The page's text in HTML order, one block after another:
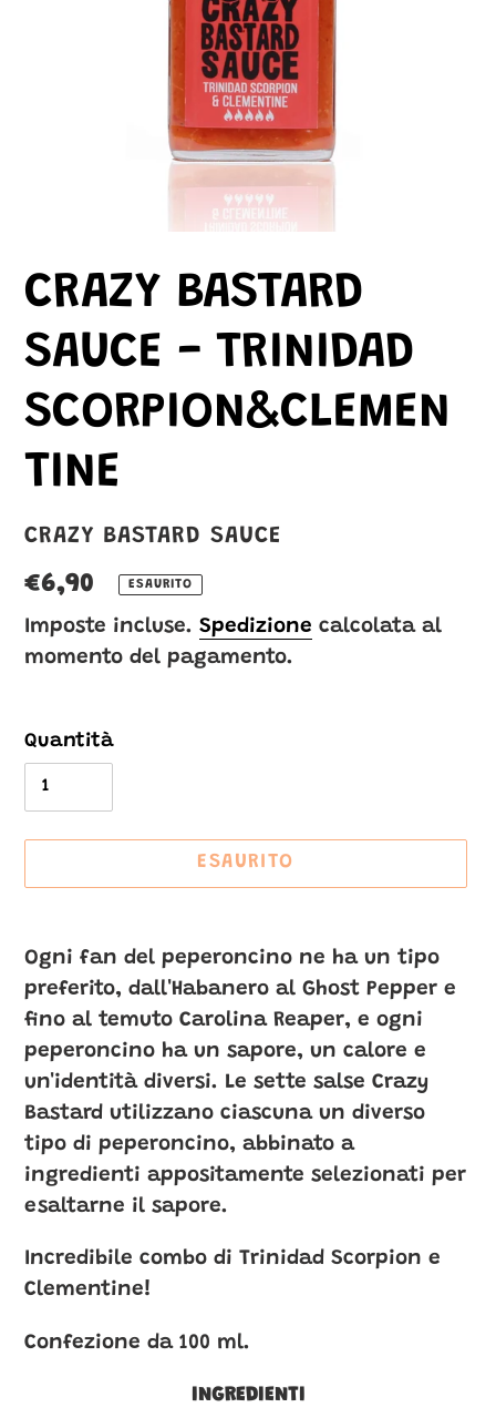
CRAZY BASTARD
SAUCE - TRINIDAD
SCORPION&CLEMEN
TINE
VENDITORE
CRAZY BASTARD SAUCE
Prezzo
di
listino
€6,90 ESAURITO
Imposte incluse. Spedizione calcolata al
momento del pagamento.
Quantità
ESAURITO
del
prodotto
nel
carrello
Ogni fan del peperoncino ne ha un tipo
preferito, dall'Habanero al Ghost Pepper e
fino al temuto Carolina Reaper, e ogni
peperoncino ha un sapore, un calore e
un'identità diversi. Le sette salse Crazy
Bastard utilizzano ciascuna un diverso
tipo di peperoncino, abbinato a
ingredienti appositamente selezionati per
esaltarne il sapore.
Incredibile combo di Trinidad Scorpion e
Clementine!
Confezione da 100 ml.
INGREDIENTI